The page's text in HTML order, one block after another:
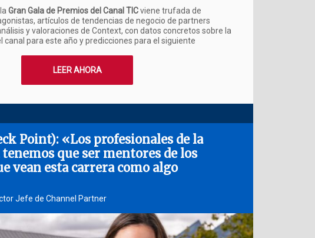
Gran Gala de Premios del Canal TICviene trufada de
artículos de tendencias de negocio de partners
y valoraciones de Context, con datos concretos sobre la
canal para este año y predicciones para el siguiente
LEER AHORA
Point): «Los profesionales de la
que ser mentores de los
vean esta carrera como algo
Jefe de Channel Partner